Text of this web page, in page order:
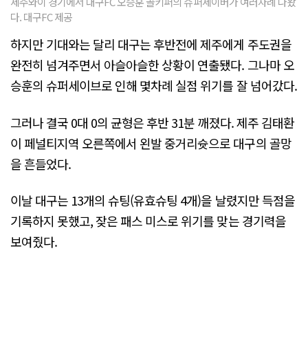
다. 대구FC 제공
하지만 기대와는 달리 대구는 후반전에 제주에게 주도권을
완전히 넘겨주면서 아슬아슬한 상황이 연출됐다. 그나마 오
승훈의 슈퍼세이브로 인해 몇차례 실점 위기를 잘 넘어갔다.
그러나 결국 0대 0의 균형은 후반 31분 깨졌다. 제주 김태환
이 페널티지역 오른쪽에서 왼발 중거리슛으로 대구의 골망
을 흔들었다.
이날 대구는 13개의 슈팅(유효슈팅 4개)을 날렸지만 득점을
기록하지 못했고, 잦은 패스 미스로 위기를 맞는 경기력을
보여줬다.